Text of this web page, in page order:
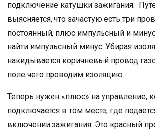
подключение катушки зажигания.
выясняется, что зачастую есть три
постоянный, плюс импульсный и
найти импульсный минус. Убирая
накидывается коричневый провод
поле чего проводим изоляцию.
Теперь нужен «плюс» на управление,
подключается в том месте, где
включении зажигания. Это красный